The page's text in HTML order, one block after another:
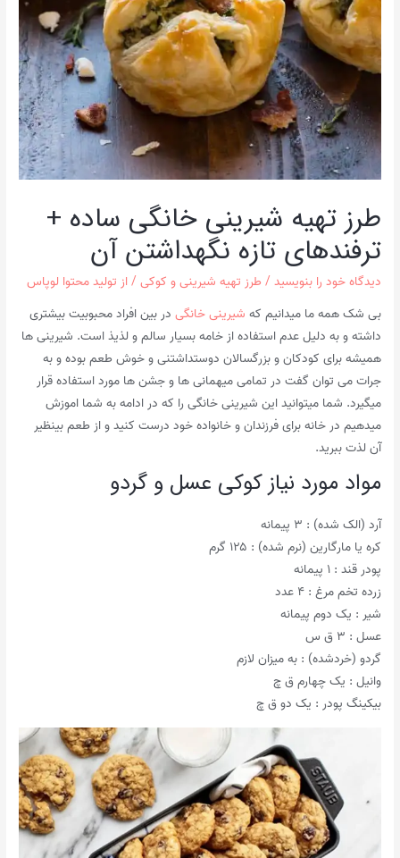
طرز تهیه شیرینی خانگی ساده +
ترفندهای تازه نگهداشتن آن
دیدگاه‌ خود را بنویسید/ طرز تهیه شیرینی و کوکی/ از تولید محتوا لوپاس
بی شک همه ما میدانیم که شیرینی خانگی در بین افراد محبوبیت بیشتری
داشته و به دلیل عدم استفاده از خامه بسیار سالم و لذیذ است. شیرینی ها
همیشه برای کودکان و بزرگسالان دوستداشتنی و خوش طعم بوده و به
جرات می توان گفت در تمامی میهمانی ها و جشن ها مورد استفاده قرار
میگیرد. شما میتوانید این شیرینی خانگی را که در ادامه به شما اموزش
میدهیم در خانه برای فرزندان و خانواده خود درست کنید و از طعم بینظیر
آن لذت ببرید.
مواد مورد نیاز کوکی عسل و گردو
آرد (الک شده) : ۳ پیمانه
کره یا مارگارین (نرم شده) : ۱۲۵ گرم
پودر قند : ۱ پیمانه
زرده تخم مرغ : ۴ عدد
شیر : یک دوم پیمانه
عسل : ۳ ق س
گردو (خردشده) : به میزان لازم
وانیل : یک چهارم ق چ
بیکینگ پودر : یک دو ق چ